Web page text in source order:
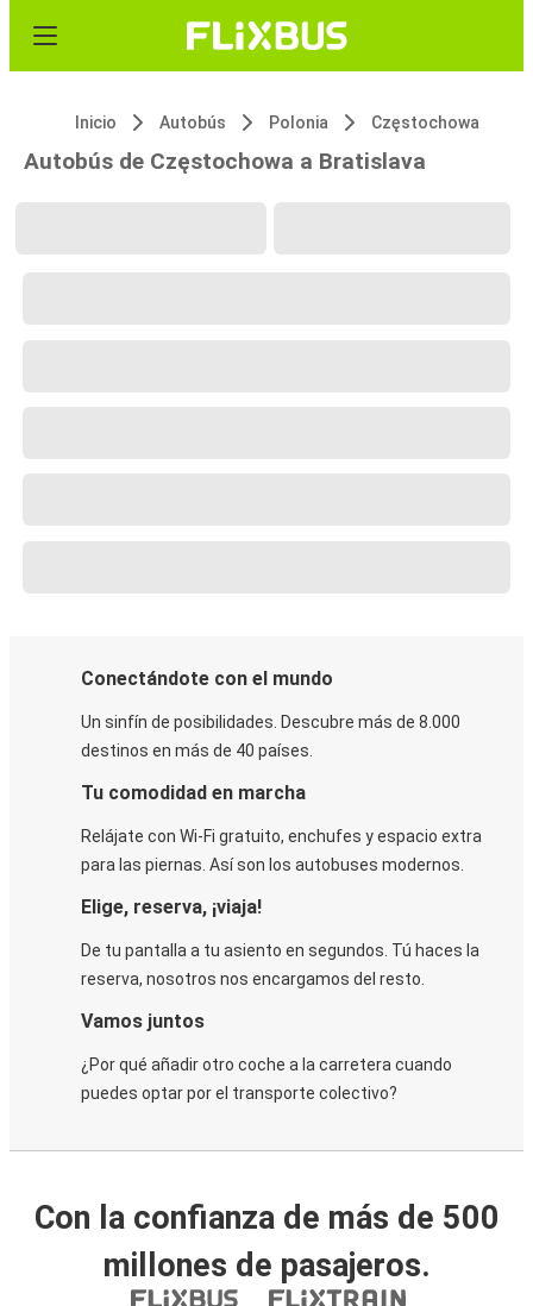
Inicio Autobús Polonia Częstochowa
Autobús de Częstochowa a Bratislava
Conectándote con el mundo
Un sinfín de posibilidades. Descubre más de 8.000
destinos en más de 40 países.
Tu comodidad en marcha
Relájate con Wi-Fi gratuito, enchufes y espacio extra
para las piernas. Así son los autobuses modernos.
Elige, reserva, ¡viaja!
De tu pantalla a tu asiento en segundos. Tú haces la
reserva, nosotros nos encargamos del resto.
Vamos juntos
¿Por qué añadir otro coche a la carretera cuando
puedes optar por el transporte colectivo?
Con la confianza de más de 500
millones de pasajeros.